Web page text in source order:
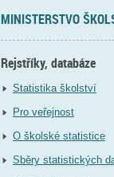
MINISTERSTVO
Rejstříky, databáze
Statistika školství
Pro veřejnost
O školské statistice
Sběry statistických